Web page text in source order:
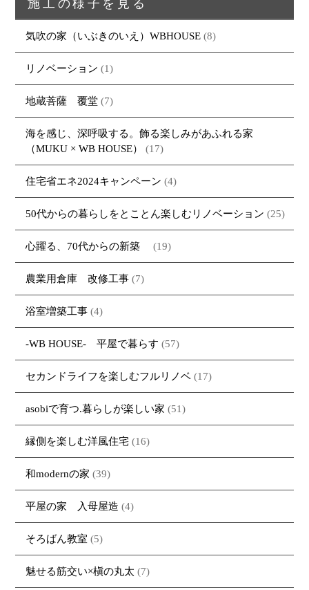
施工の様子を見る
気吹の家（いぶきのいえ）WBHOUSE (8)
リノベーション (1)
地蔵菩薩 覆堂 (7)
海を感じ、深呼吸する。飾る楽しみがあふれる家
（MUKU × WB HOUSE）
(17)
住宅省エネ2024キャンペーン (4)
50代からの暮らしをとことん楽しむリノベーション (25)
心躍る、70代からの新築 (19)
農業用倉庫 改修工事 (7)
浴室増築工事 (4)
-WB HOUSE- 平屋で暮らす (57)
セカンドライフを楽しむフルリノベ (17)
asobiで育つ.暮らしが楽しい家 (51)
縁側を楽しむ洋風住宅 (16)
和modernの家 (39)
平屋の家 入母屋造 (4)
そろばん教室 (5)
魅せる筋交い×槇の丸太 (7)
トップページ
ブログ
イベント
会社案内
採用情報
お問い合わせ
・資料請求
商品紹介
・MUKU
・DENTOU
・CUSTOM
ORDER
・REFORM
家（施工事例一覧）
・MUKUの家一覧
・DENTOUの家一覧
ORDERの家一覧
・REFORMの家一覧
お家見守り隊